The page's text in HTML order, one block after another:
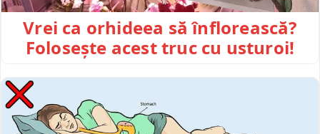
Vrei ca orhideea să înflorească?
Folosește acest truc cu usturoi!